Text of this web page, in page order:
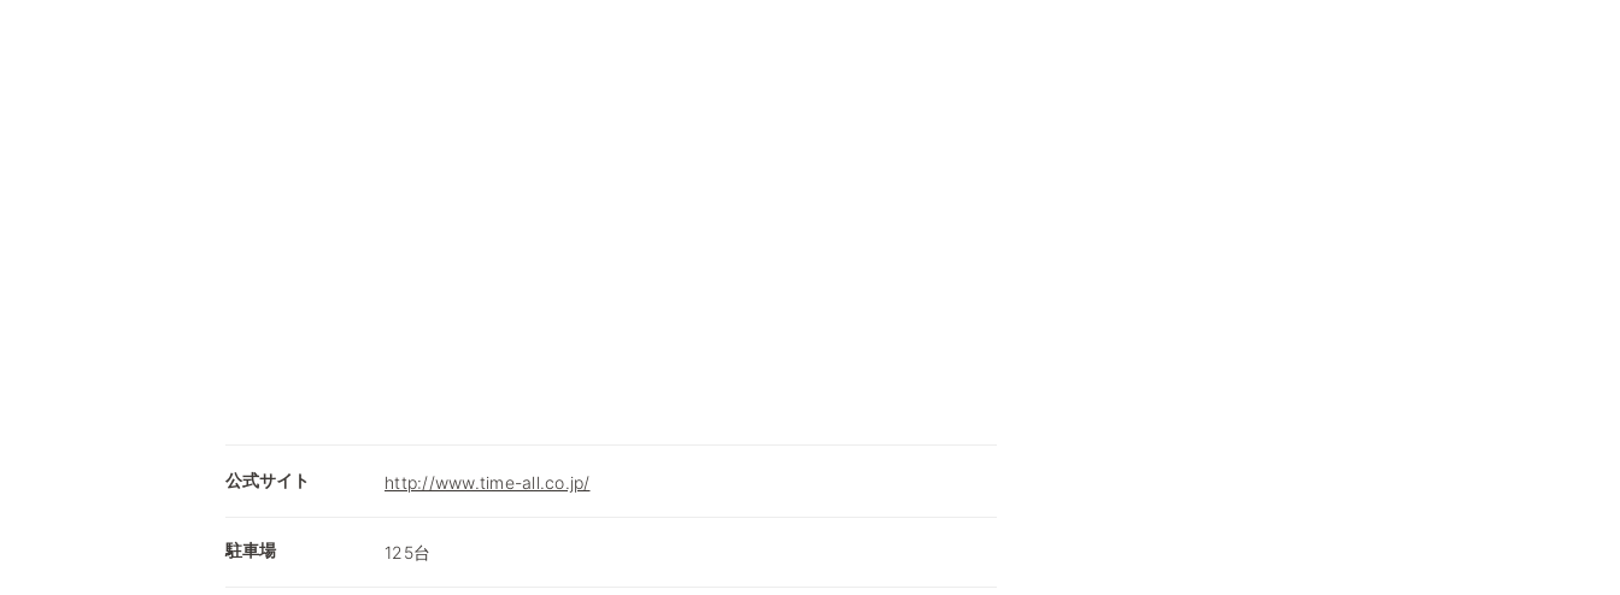
公式サイト http://www.time-all.co.jp/
駐車場 125台